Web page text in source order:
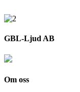
GBL-Ljud AB
Om oss